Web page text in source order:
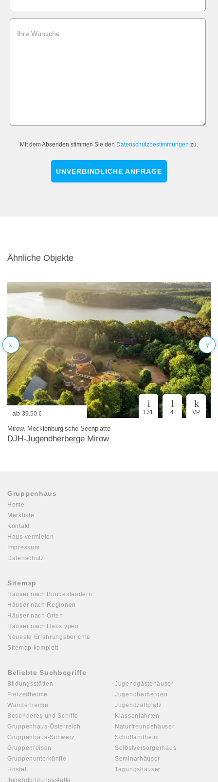
Ihre Wünsche
Mit dem Absenden stimmen Sie den Datenschutzbestimmungen zu.
UNVERBINDLICHE ANFRAGE
Ähnliche Objekte
ab 39.50 € 131 4 VP
Mirow, Mecklenburgische Seenplatte
DJH-Jugendherberge Mirow
Gruppenhaus
Home
Merkliste
Kontakt
Haus vermieten
Impressum
Datenschutz
Sitemap
Häuser nach Bundesländern
Häuser nach Regionen
Häuser nach Orten
Häuser nach Haustypen
Neueste Erfahrungsberichte
Sitemap komplett
Beliebte Suchbegriffe
Bildungsstätten
Freizeitheime
Wanderheime
Besonderes und Schiffe
Gruppenhaus-Österreich
Gruppenhaus-Schweiz
Gruppenreisen
Gruppenunterkünfte
Hostel
Jugendbildungsstätte
Jugendgästehäuser
Jugendherbergen
Jugendzeltplatz
Klassenfahrten
Naturfreundehäuser
Schullandheim
Selbstversorgerhaus
Seminarhäuser
Tagungshäuser